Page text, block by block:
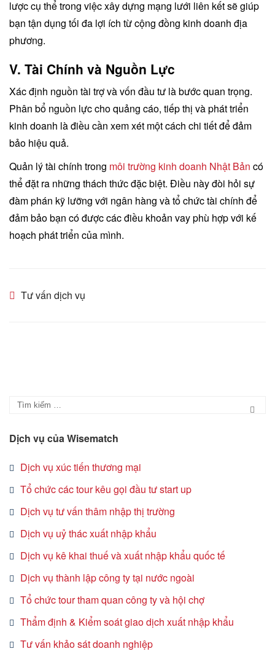
lược cụ thể trong việc xây dựng mạng lưới liên kết sẽ giúp
bạn tận dụng tối đa lợi ích từ cộng đồng kinh doanh địa
phương.
V. Tài Chính và Nguồn Lực
Xác định nguồn tài trợ và vốn đầu tư là bước quan trọng.
Phân bổ nguồn lực cho quảng cáo, tiếp thị và phát triển
kinh doanh là điều cần xem xét một cách chi tiết để đảm
bảo hiệu quả.
Quản lý tài chính trong môi trường kinh doanh Nhật Bản có
thể đặt ra những thách thức đặc biệt. Điều này đòi hỏi sự
đàm phán kỹ lưỡng với ngân hàng và tổ chức tài chính để
đảm bảo bạn có được các điều khoản vay phù hợp với kế
hoạch phát triển của mình.
Tư vấn dịch vụ
Dịch vụ của Wisematch
Dịch vụ xúc tiến thương mại
Tổ chức các tour kêu gọi đầu tư start up
Dịch vụ tư vấn thâm nhập thị trường
Dịch vụ uỷ thác xuất nhập khẩu
Dịch vụ kê khai thuế và xuất nhập khẩu quốc tế
Dịch vụ thành lập công ty tại nước ngoài
Tổ chức tour tham quan công ty và hội chợ
Thẩm định & Kiểm soát giao dịch xuất nhập khẩu
Tư vấn khảo sát doanh nghiệp